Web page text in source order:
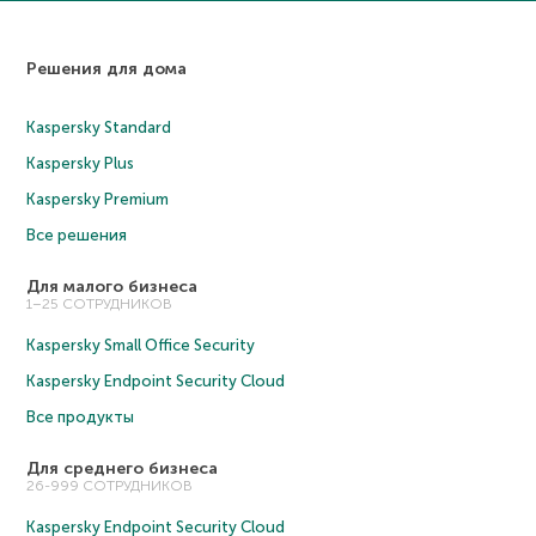
Решения для дома
Kaspersky Standard
Kaspersky Plus
Kaspersky Premium
Все решения
Для малого бизнеса
1–25 СОТРУДНИКОВ
Kaspersky Small Office Security
Kaspersky Endpoint Security Cloud
Все продукты
Для среднего бизнеса
26-999 СОТРУДНИКОВ
Kaspersky Endpoint Security Cloud